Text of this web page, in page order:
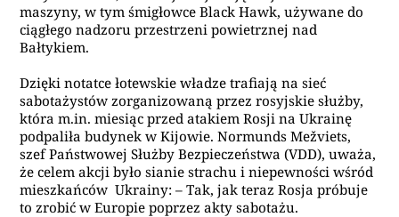
maszyny, w tym śmigłowce Black Hawk, używane do
ciągłego nadzoru przestrzeni powietrznej nad
Bałtykiem.
Dzięki notatce łotewskie władze trafiają na sieć
sabotażystów zorganizowaną przez rosyjskie służby,
która m.in. miesiąc przed atakiem Rosji na Ukrainę
podpaliła budynek w Kijowie. Normunds Mežviets,
szef Państwowej Służby Bezpieczeństwa (VDD), uważa,
że celem akcji było sianie strachu i niepewności wśród
mieszkańców Ukrainy: – Tak, jak teraz Rosja próbuje
to zrobić w Europie poprzez akty sabotażu.